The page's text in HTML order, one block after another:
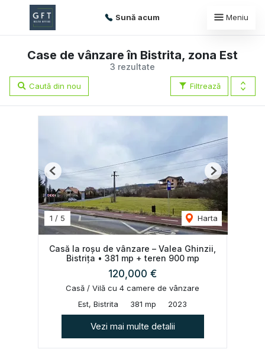
Sună acum Meniu
3 rezultate
Case de vânzare în Bistrita, zona Est
Filtrează
Caută din nou
1 / 5 Harta
Previous Next
Casă la roșu de vânzare – Valea Ghinzii,
Bistrița • 381 mp + teren 900 mp
120,000 €
Casă / Vilă cu 4 camere de vânzare
Est, Bistrita
381 mp 2023
Vezi mai multe detalii